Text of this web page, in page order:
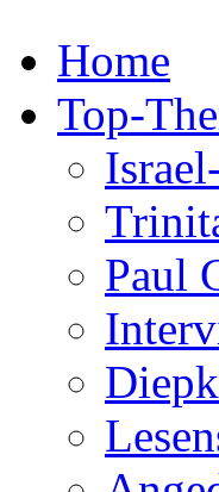
Home
Top-
Paul